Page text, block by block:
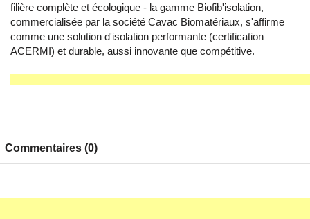
filière complète et écologique - la gamme Biofib'isolation,
commercialisée par la société Cavac Biomatériaux, s'affirme
comme une solution d'isolation performante (certification
ACERMI) et durable, aussi innovante que compétitive.
Commentaires (0)